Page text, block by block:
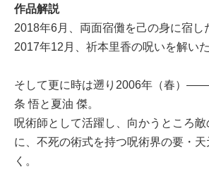
作品解説
2018年6月、両面宿儺を己の身に宿し
2017年12月、祈本里香の呪いを解いた
そして更に時は遡り2006年（春）
条 悟と夏油 傑。
呪術師として活躍し、向かうところ
に、不死の術式を持つ呪術界の要・
く。